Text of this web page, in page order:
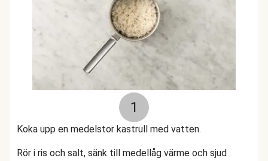
1
Koka upp en medelstor kastrull med vatten.
Rör i ris och salt, sänk till medellåg värme och sjud